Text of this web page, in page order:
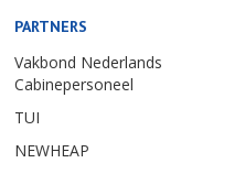
PARTNERS
Vakbond Nederlands
Cabinepersoneel
TUI
NEWHEAP